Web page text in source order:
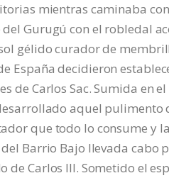
mientras caminaba
Gurugú con el robledal
gélido curador de
España decidieron
de Carlos Sac. Sumida en
aquel pulimento
que todo lo consume y
Barrio Bajo llevada cabo
de Carlos III. Sometido el